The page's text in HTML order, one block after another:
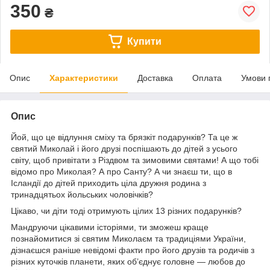
350 ₴
Купити
Опис Характеристики Доставка Оплата Умови
Опис
Йой, що це відлуння сміху та брязкіт подарунків? Та це ж
святий Миколай і його друзі поспішають до дітей з усього
світу, щоб привітати з Різдвом та зимовими святами! А що тобі
відомо про Миколая? А про Санту? А чи знаєш ти, що в
Ісландії до дітей приходить ціла дружня родина з
тринадцятьох йольських чоловічків?
Цікаво, чи діти тоді отримують цілих 13 різних подарунків?
Мандруючи цікавими історіями, ти зможеш краще
познайомитися зі святим Миколаєм та традиціями України,
дізнаєшся раніше невідомі факти про його друзів та родичів з
різних куточків планети, яких об’єднує головне — любов до